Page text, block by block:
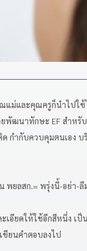
ม่และคุณครูก็นำไปใช้
พัฒนาทักษะ EF สำหรั
กำกับควบคุมตนเอง บ
พยลสก.= พรุ่งนี้-อย่า-
เอียดให้ใช้อีกสีหนึ่ง เป็
ขียนคำตอบลงไป